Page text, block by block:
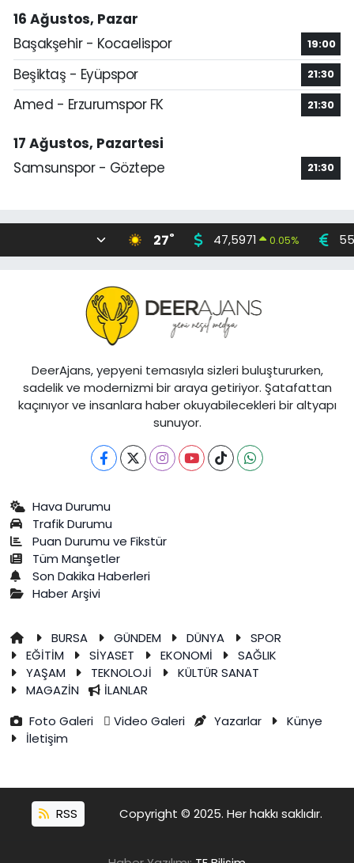
16 Ağustos, Pazar
Başakşehir - Kocaelispor
19:00
Beşiktaş - Eyüpspor 21:30
Amed - Erzurumspor FK 21:30
17 Ağustos, Pazartesi
Samsunspor - Göztepe
21:30
27° 47,5971 0.05%
DeerAjans, yepyeni temasıyla sizleri buluştururken,
sadelik ve modernizmi bir araya getiriyor. Şatafattan
kaçınıyor ve insanlara haber okuyabilecekleri bir altyapı
sunuyor.
Hava Durumu
Trafik Durumu
Puan Durumu ve Fikstür
Tüm Manşetler
Son Dakika Haberleri
Haber Arşivi
BURSA GÜNDEM DÜNYA
SPOR
EĞİTİM
SİYASET EKONOMİ
SAĞLIK
YAŞAM
TEKNOLOJİ
KÜLTÜR SANAT
MAGAZİN
İLANLAR
Foto Galeri
Video Galeri Yazarlar
Künye
İletişim
RSS Copyright © 2025. Her hakkı saklıdır.